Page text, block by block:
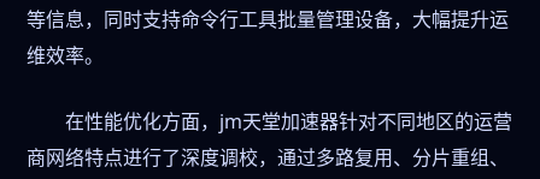
等信息，同时支持命令行工具批量管理设备，大幅提升运
维效率。
在性能优化方面，jm天堂加速器针对不同地区的运营
商网络特点进行了深度调校，通过多路复用、分片重组、